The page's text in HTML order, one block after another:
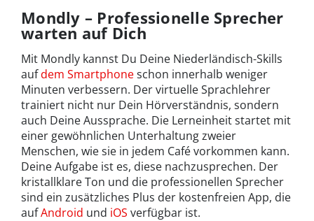
Mondly – Professionelle Sprecher
warten auf Dich
Mit Mondly kannst Du Deine Niederländisch-Skills
aufdem Smartphoneschon innerhalb weniger
Minuten verbessern. Der virtuelle Sprachlehrer
trainiert nicht nur Dein Hörverständnis, sondern
auch Deine Aussprache. Die Lerneinheit startet mit
einer gewöhnlichen Unterhaltung zweier
Menschen, wie sie in jedem Café vorkommen kann.
Deine Aufgabe ist es, diese nachzusprechen. Der
kristallklare Ton und die professionellen Sprecher
sind ein zusätzliches Plus der kostenfreien App, die
aufAndroid und iOS verfügbar ist.